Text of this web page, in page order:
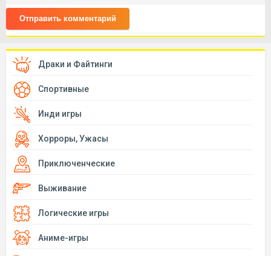
Отправить комментарий
Драки и Файтинги
Спортивные
Инди игры
Хорроры, Ужасы
Приключенческие
Выживание
Логические игры
Аниме-игры